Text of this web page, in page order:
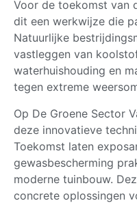
Voor de toekomst van
dit een werkwijze die
Natuurlijke
vastleggen van
waterhuishouding en
tegen extreme
Op De Groene Sector
deze innovatieve
Toekomst laten
gewasbescherming
moderne tuinbouw.
concrete oplossingen